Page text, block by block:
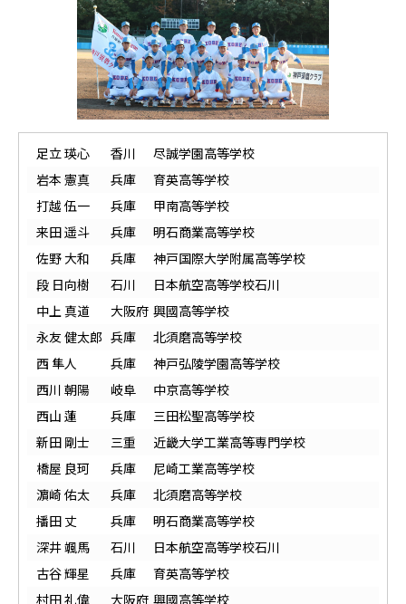
足立 瑛心 香川
尽誠学園高等学校
岩本 憲真
兵庫
育英高等学校
打越 伍一
兵庫
甲南高等学校
来田 遥斗
兵庫
明石商業高等学校
佐野 大和
兵庫
神戸国際大学附属高等学校
段 日向樹
石川
日本航空高等学校石川
中上 真道
大阪府 興國高等学校
永友 健太郎 兵庫
北須磨高等学校
西 隼人
兵庫
神戸弘陵学園高等学校
西川 朝陽
岐阜
中京高等学校
西山 蓮
兵庫
三田松聖高等学校
新田 剛士
三重
近畿大学工業高等専門学校
橋屋 良珂
兵庫
尼崎工業高等学校
濵崎 佑太
兵庫
北須磨高等学校
播田 丈
兵庫
明石商業高等学校
深井 颯馬
石川
日本航空高等学校石川
古谷 輝星
兵庫
育英高等学校
村田 礼偉
大阪府 興國高等学校